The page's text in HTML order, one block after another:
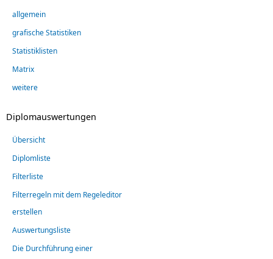
allgemein
grafische Statistiken
Statistiklisten
Matrix
weitere
Diplomauswertungen
Übersicht
Diplomliste
Filterliste
Filterregeln mit dem Regeleditor
erstellen
Auswertungsliste
Die Durchführung einer